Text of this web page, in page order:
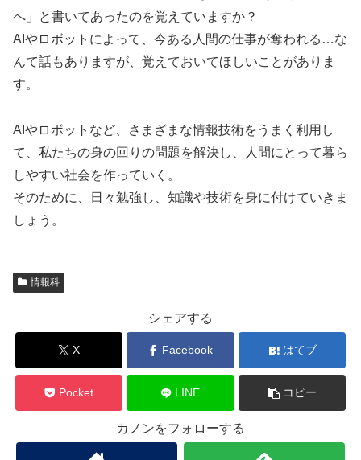
へ」と書いてあったのを覚えていますか？
AIやロボットによって、今ある人間の仕事が奪われる…な
んて話もありますが、覚えておいてほしいことがありま
す。
AIやロボットなど、さまざまな情報技術をうまく利用し
て、私たちの身の回りの問題を解決し、人間にとって暮ら
しやすい社会を作っていく。
そのために、日々勉強し、知識や技術を身に付けていきま
しょう。
情報科
シェアする
X Facebook はてブ
Pocket LINE コピー
カノンをフォローする